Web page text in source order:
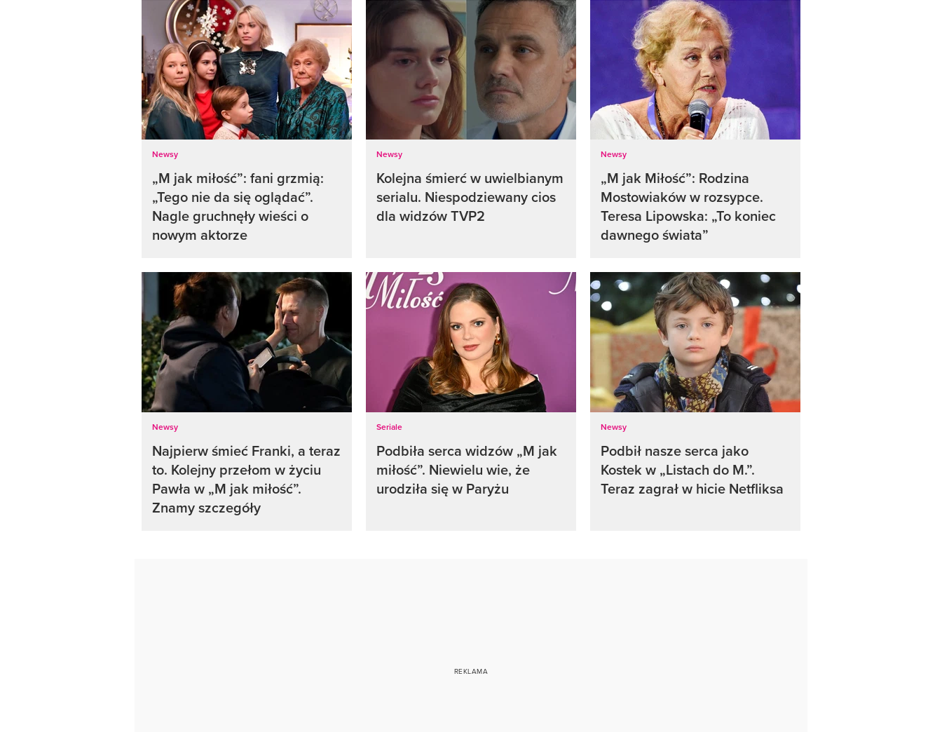
Newsy
„M jak miłość”: fani grzmią:
„Tego nie da się oglądać”.
Nagle gruchnęły wieści o
nowym aktorze
Newsy
Kolejna śmierć w uwielbianym
serialu. Niespodziewany cios
dla widzów TVP2
Newsy
„M jak Miłość”: Rodzina
Mostowiaków w rozsypce.
Teresa Lipowska: „To koniec
dawnego świata”
Newsy
Najpierw śmieć Franki, a teraz
to. Kolejny przełom w życiu
Pawła w „M jak miłość”.
Znamy szczegóły
Seriale
Podbiła serca widzów „M jak
miłość”. Niewielu wie, że
urodziła się w Paryżu
Newsy
Podbił nasze serca jako
Kostek w „Listach do M.”.
Teraz zagrał w hicie Netfliksa